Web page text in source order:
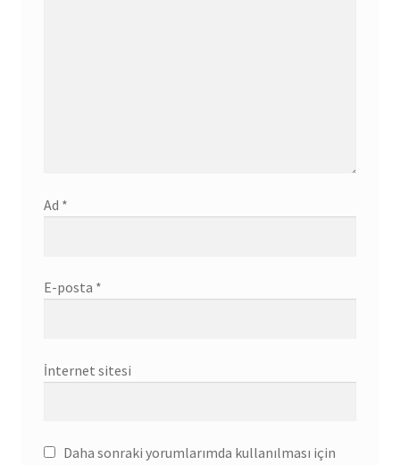
Ad *
E-posta *
İnternet sitesi
Daha sonraki yorumlarımda kullanılması için